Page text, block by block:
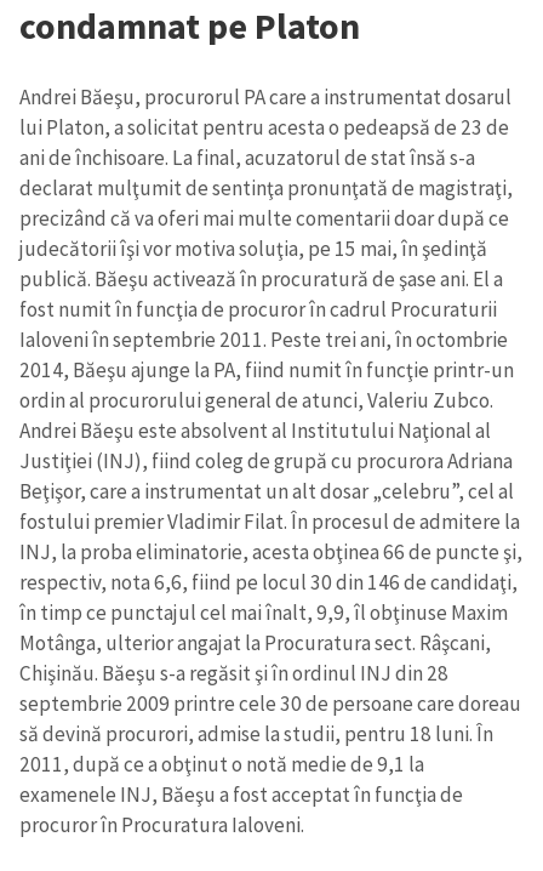
condamnat pe Platon
Andrei Băeşu, procurorul PA care a instrumentat dosarul
lui Platon, a solicitat pentru acesta o pedeapsă de 23 de
ani de închisoare. La final, acuzatorul de stat însă s-a
declarat mulţumit de sentinţa pronunţată de magistraţi,
precizând că va oferi mai multe comentarii doar după ce
judecătorii îşi vor motiva soluţia, pe 15 mai, în şedinţă
publică. Băeşu activează în procuratură de şase ani. El a
fost numit în funcţia de procuror în cadrul Procuraturii
Ialoveni în septembrie 2011. Peste trei ani, în octombrie
2014, Băeşu ajunge la PA, fiind numit în funcţie printr-un
ordin al procurorului general de atunci, Valeriu Zubco.
Andrei Băeşu este absolvent al Institutului Naţional al
Justiţiei (INJ), fiind coleg de grupă cu procurora Adriana
Beţişor, care a instrumentat un alt dosar „celebru”, cel al
fostului premier Vladimir Filat. În procesul de admitere la
INJ, la proba eliminatorie, acesta obţinea 66 de puncte şi,
respectiv, nota 6,6, fiind pe locul 30 din 146 de candidaţi,
în timp ce punctajul cel mai înalt, 9,9, îl obţinuse Maxim
Motânga, ulterior angajat la Procuratura sect. Râşcani,
Chişinău. Băeşu s-a regăsit şi în ordinul INJ din 28
septembrie 2009 printre cele 30 de persoane care doreau
să devină procurori, admise la studii, pentru 18 luni. În
2011, după ce a obţinut o notă medie de 9,1 la
examenele INJ, Băeşu a fost acceptat în funcţia de
procuror în Procuratura Ialoveni.